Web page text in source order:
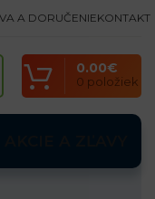
A DORUČENIEKONTAKT
0 položiek
0.00€